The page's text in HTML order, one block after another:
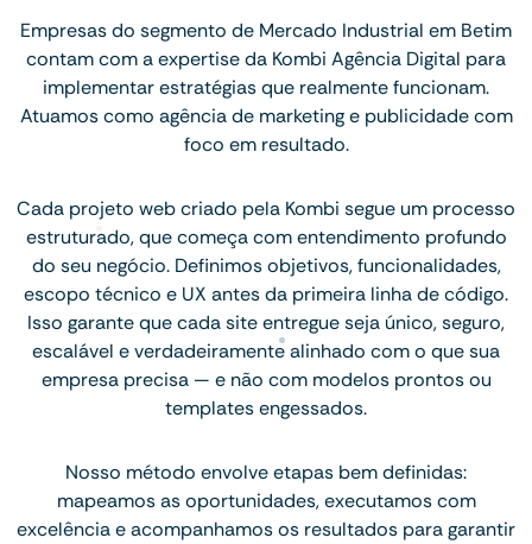
Empresas do segmento de Mercado Industrial em Betim
contam com a expertise da Kombi Agência Digital para
implementar estratégias que realmente funcionam.
Atuamos como agência de marketing e publicidade com
foco em resultado.
Cada projeto web criado pela Kombi segue um processo
estruturado, que começa com entendimento profundo
do seu negócio. Definimos objetivos, funcionalidades,
escopo técnico e UX antes da primeira linha de código.
Isso garante que cada site entregue seja único, seguro,
escalável e verdadeiramente alinhado com o que sua
empresa precisa — e não com modelos prontos ou
templates engessados.
Nosso método envolve etapas bem definidas:
mapeamos as oportunidades, executamos com
excelência e acompanhamos os resultados para garantir